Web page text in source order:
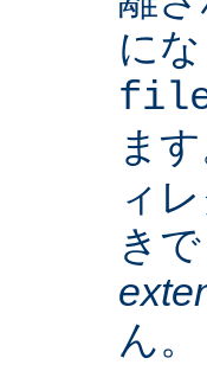
に
ます
ィ
き
ん。